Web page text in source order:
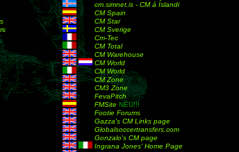
cm.simnet.is - CM á Íslandi
CM Spain
CM Star
CM Sverige
Cm-Tec
CM Total
CM Warehouse
CM World
CM World
CM Zone
CM3 Zone
FevaPitch
FMSiteNEU!!!
Footie Forums
Gazza's CM Links page
Globalsoccertransfers.com
Gonzalo's CM page
Ingrana Jones' Home Page